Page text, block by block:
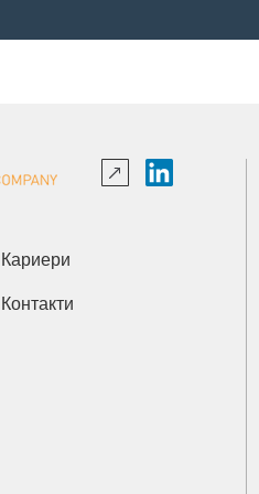
Кариери
Контакти